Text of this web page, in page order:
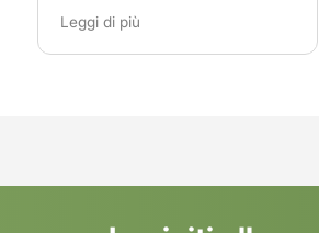
rivolgersi a loro in caso di
necessità.
Leggi di più